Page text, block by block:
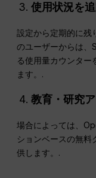
使用状況を
設定から定期的に残
のユーザーからは、
る使用量カウンター
ます。.
教育・研究
場合によっては、
ションベースの無料
供します。.